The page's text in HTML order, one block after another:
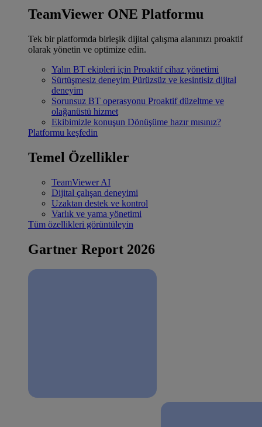
TeamViewer ONE Platformu
Tek bir platformda birleşik dijital çalışma alanınızı proaktif
olarak yönetin ve optimize edin.
Yalın BT ekipleri için Proaktif cihaz yönetimi
Sürtüşmesiz deneyim Pürüzsüz ve kesintisiz dijital
deneyim
Sorunsuz BT operasyonu Proaktif düzeltme ve
olağanüstü hizmet
Ekibimizle konuşun Dönüşüme hazır mısınız?
Platformu keşfedin
Temel Özellikler
TeamViewer AI
Dijital çalışan deneyimi
Uzaktan destek ve kontrol
Varlık ve yama yönetimi
Tüm özellikleri görüntüleyin
Gartner Report 2026